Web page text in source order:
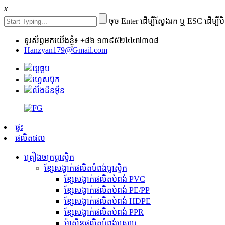
x
ចុច Enter ដើម្បីស្វែងរក ឬ ESC ដើម្បី
ទូរស័ព្ទមកយើងខ្ញុំ៖ +៨៦ ១៣៩៥២៤៤៧៣០៨
Hanzyan179@Gmail.com
ផ្ទះ
ផលិតផល
គ្រឿងចក្រប្លាស្ទិក
ខ្សែសង្វាក់ផលិតបំពង់ប្លាស្ទិក
ខ្សែសង្វាក់ផលិតបំពង់ PVC
ខ្សែសង្វាក់ផលិតបំពង់ PE/PP
ខ្សែសង្វាក់ផលិតបំពង់ HDPE
ខ្សែសង្វាក់ផលិតបំពង់ PPR
ម៉ាស៊ីនផលិតបំពង់ស្រោប